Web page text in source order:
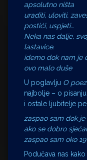
apsolutno ništa
uraditi, uloviti,
postići, uspjeti…
Neka nas dalje,
lastavice.
idemo dok nam je
ovo malo duše
U poglavlju O
najbolje – o
i ostale ljubitelje
zaspao sam dok je
ako se dobro
zaspao sam oko
Podučava nas